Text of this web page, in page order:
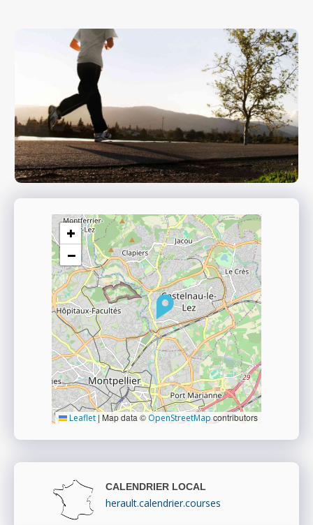
+
−
Leaflet |Map data ©OpenStreetMapcontributors
CALENDRIER LOCAL
herault.calendrier.courses